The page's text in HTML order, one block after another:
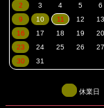
休業日